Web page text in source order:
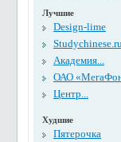
Лучшие
Design-lime
Studychinese.ru
Академия...
ОАО
Центр...
Худшие
Пятерочка